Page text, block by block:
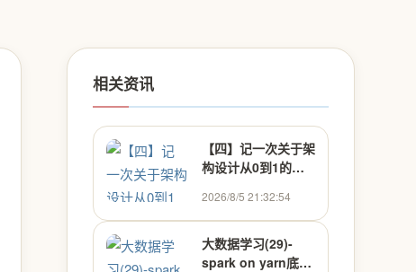
相关资讯
【四】记一次关于架
构设计从0到1的讨
2026/8/5 21:32:54
大数据学习(29)-
spark on yarn底层